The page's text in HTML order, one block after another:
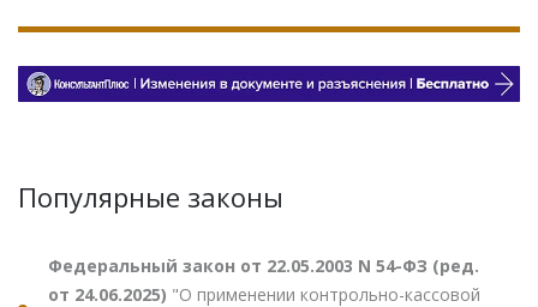
Популярные законы
Федеральный закон от 22.05.2003 N 54-ФЗ (ред.
от 24.06.2025) "О применении контрольно-кассовой